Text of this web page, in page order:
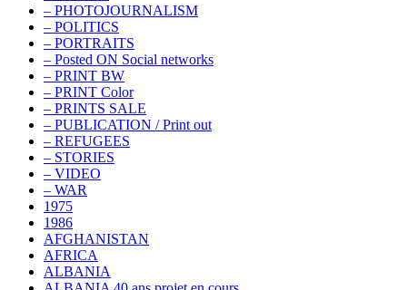
– PHOTOJOURNALISM
– POLITICS
– PORTRAITS
– Posted ON Social networks
– PRINT BW
– PRINT Color
– PRINTS SALE
– PUBLICATION / Print out
– REFUGEES
– STORIES
– VIDEO
– WAR
1975
1986
AFGHANISTAN
AFRICA
ALBANIA